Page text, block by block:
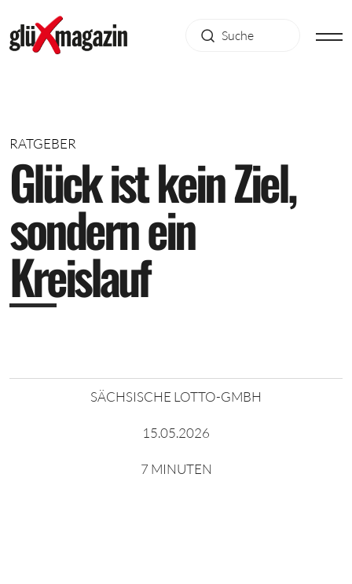
RATGEBER
GlückistkeinZiel,
sondernein
Kreislauf
SÄCHSISCHE LOTTO-GMBH
15.05.2026
7 MINUTEN